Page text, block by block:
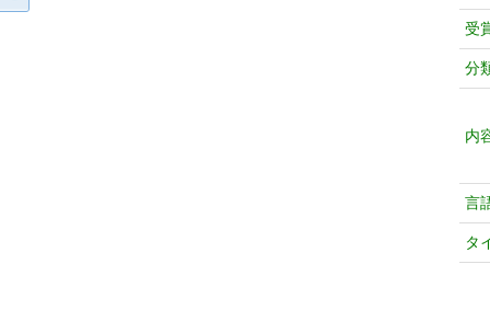
受
分
内
言
タ